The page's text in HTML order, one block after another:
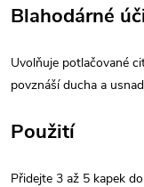
Blahodárné
Uvolňuje potlačované
povznáší ducha a
Použití
Přidejte 3 až 5 kapek